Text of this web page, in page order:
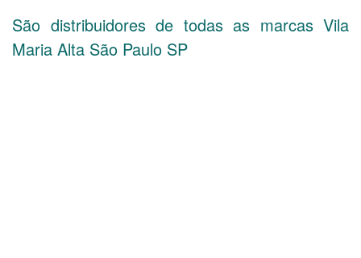
São distribuidores de todas as marcas Vila
Maria Alta São Paulo SP